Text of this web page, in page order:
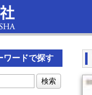
ワードで探す